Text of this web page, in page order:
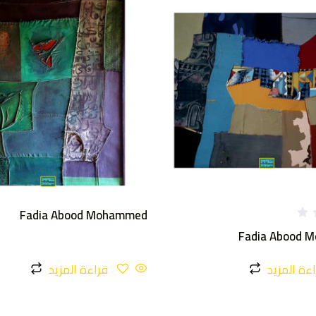
Fadia Abood
المزيد
Fadia Abood Mohammed
قراءة المزيد